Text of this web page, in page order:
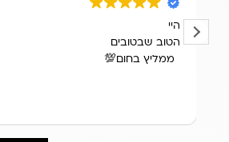
היי
הטוב שבטובים
ממליץ בחום💯